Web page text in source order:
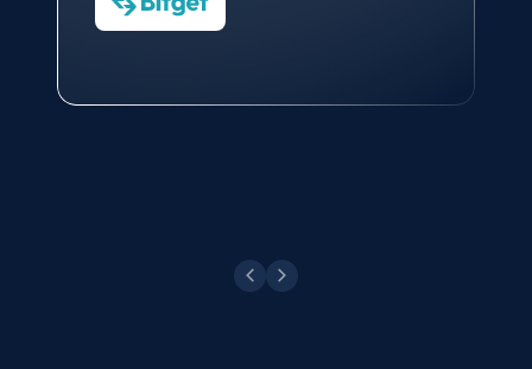
Data Science Specialist
Technologies and Pricing at Shopee